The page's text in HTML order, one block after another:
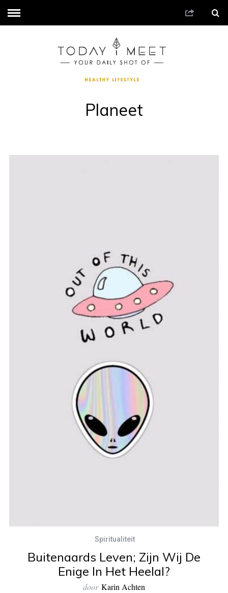
Planeet
Spiritualiteit
Buitenaards Leven; Zijn Wij De
Enige In Het Heelal?
door Karin Achten